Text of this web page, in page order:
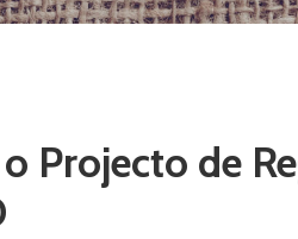
Projecto de